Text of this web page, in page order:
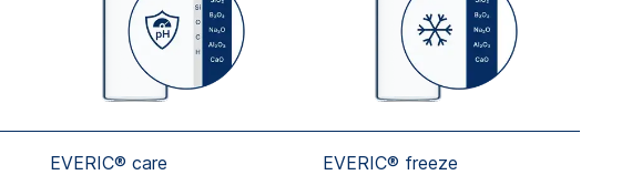
EVERIC® care EVERIC® freeze